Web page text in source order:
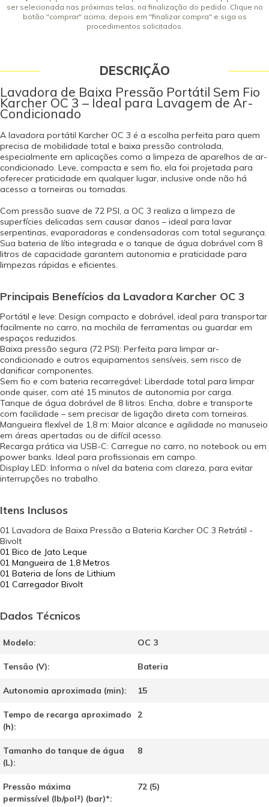
Vazão (L/h): 120 Peso (kg): 3 Dimensões (mm) (CxLxA): 325 x 148 x 343 A
segurança desse produto é certificada compulsoriamente junto ao
INMETRO pelo OCP ICBr - 0052. *A Pressão Máxima de Trabalho Permissível
materiais utilizados, as dimensões do equipamento e seus parâmetros
operacionais. Garantia - Garantia: 12 meses (3 meses de garantia legal por
lei, contando a partir da data de emissão da Nota Fiscal de Venda e 9
meses de garantia concedido pelo fabricante contra defeito de
fabricação). Vídeo Interativo
ser selecionada nas próximas telas, na finalização do pedido. Clique no
botão "comprar" acima, depois em "finalizar compra" e siga os
procedimentos solicitados.
DESCRIÇÃO
Lavadora de Baixa Pressão Portátil Sem Fio
Karcher OC 3 – Ideal para Lavagem de Ar-
Condicionado
A lavadora portátil Karcher OC 3 é a escolha perfeita para quem
precisa de mobilidade total e baixa pressão controlada,
especialmente em aplicações como a limpeza de aparelhos de ar-
condicionado. Leve, compacta e sem fio, ela foi projetada para
oferecer praticidade em qualquer lugar, inclusive onde não há
acesso a torneiras ou tomadas.
Com pressão suave de 72 PSI, a OC 3 realiza a limpeza de
superfícies delicadas sem causar danos – ideal para lavar
serpentinas, evaporadoras e condensadoras com total segurança.
Sua bateria de lítio integrada e o tanque de água dobrável com 8
litros de capacidade garantem autonomia e praticidade para
limpezas rápidas e eficientes.
Principais Benefícios da Lavadora Karcher OC 3
Portátil e leve: Design compacto e dobrável, ideal para transportar
facilmente no carro, na mochila de ferramentas ou guardar em
espaços reduzidos.
Baixa pressão segura (72 PSI): Perfeita para limpar ar-
condicionado e outros equipamentos sensíveis, sem risco de
danificar componentes.
Sem fio e com bateria recarregável: Liberdade total para limpar
onde quiser, com até 15 minutos de autonomia por carga.
Tanque de água dobrável de 8 litros: Encha, dobre e transporte
com facilidade – sem precisar de ligação direta com torneiras.
Mangueira flexível de 1,8 m: Maior alcance e agilidade no manuseio
em áreas apertadas ou de difícil acesso.
Recarga prática via USB-C: Carregue no carro, no notebook ou em
power banks. Ideal para profissionais em campo.
Display LED: Informa o nível da bateria com clareza, para evitar
interrupções no trabalho.
Itens Inclusos
01 Lavadora de Baixa Pressão a Bateria Karcher OC 3 Retrátil -
Bivolt
01 Bico de Jato Leque
01 Mangueira de 1,8 Metros
01 Bateria de Íons de Lithium
01 Carregador Bivolt
Dados Técnicos
Modelo: OC 3
Tensão (V): Bateria
Autonomia aproximada (min): 15
Tempo de recarga aproximado
(h):
2
Tamanho do tanque de água
(L):
8
Pressão máxima
permissível (lb/pol²) (bar)*:
72 (5)